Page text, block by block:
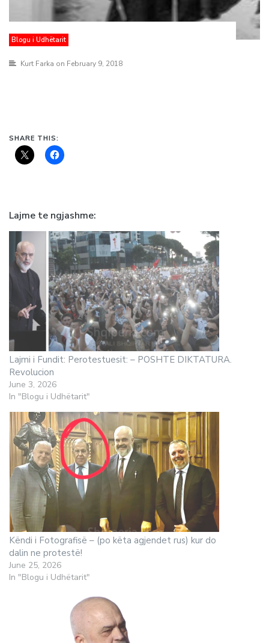
Blogu i Udhëtarit
Kurt Farka on February 9, 2018
SHARE THIS:
Lajme te ngjashme
Lajmi i Fundit: Perotestuesit: – POSHTE DIKTATURA.
Revolucion
June 3, 2026
In "Blogu i Udhëtarit"
Këndi i Fotografisë – (po këta agjendet rus) kur do
dalin ne protestë!
June 25, 2026
In "Blogu i Udhëtarit"